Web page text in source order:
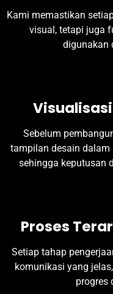
Kami memastikan
visual, tetapi juga
digunakan
Sebelum
tampilan desain dalam
sehingga keputusan
Proses
Setiap tahap
komunikasi yang
progres